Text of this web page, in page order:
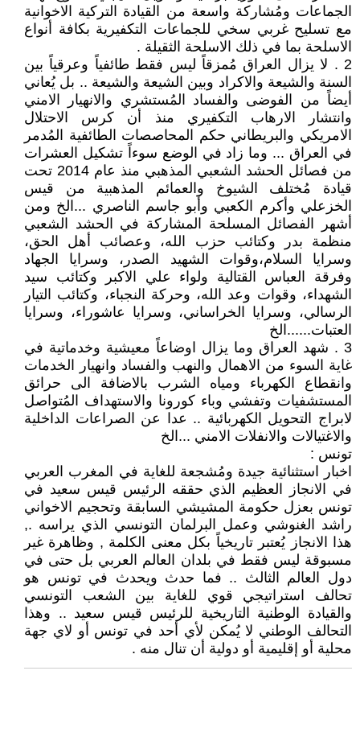
الجماعات ومُشاركة واسعة من القيادة التركية الاخوانية
مع تسليح غربي سخي للجماعات التكفيرية بكافة أنواع
الاسلحة بما في ذلك الاسلحة الثقيلة .
2 . لا يزال العراق مُمزقاً ليس فقط طائفياً وعرقياً بين
السنة والشيعة والاكراد وبين الشيعة والشيعة .. بل يُعاني
أيضاً من الفوضى والفساد المُستشري والانهيار الامني
وانتشار الارهاب التكفيري منذ أن كرس الاحتلال
الامريكي والبريطاني حكم المحاصصات الطائفية المُدمر
في العراق ... وما زاد في الوضع سوءاً تشكيل العشرات
من فصائل الحشد الشعبي المذهبي منذ عام 2014 تحت
قيادة مُختلف الشيوخ والعمائم المذهبية من قيس
الخزعلي وأكرم الكعبي وأبو جاسم الناصري ...الخ ومن
أشهر الفصائل المسلحة المشاركة في الحشد الشعبي
منظمة بدر وكتائب حزب الله، وعصائب أهل الحق،
وسرايا السلام،وقوات الشهيد الصدر، وسرايا الجهاد
وفرقة العباس القتالية ولواء علي الاكبر وكتائب سيد
الشهداء، وقوات وعد الله، وحركة النجباء، وكتائب التيار
الرسالي، وسرايا الخراساني، وسرايا عاشوراء، وسرايا
العتبات......الخ
3 . شهد العراق وما يزال اوضاعاً معيشية وخدماتية في
غاية السوء من الاهمال والنهب والفساد وانهيار الخدمات
وانقطاع الكهرباء ومياه الشرب بالاضافة الى حرائق
المستشفيات وتفشي وباء كورونا والاستهداف المُتواصل
لابراج التحويل الكهربائية .. عدا عن الصراعات الداخلية
والاغتيالات والانفلات الامني ...الخ
تونس :
اخبار استثنائية جيدة ومُشجعة للغاية في المغرب العربي
في الانجاز العظيم الذي حققه الرئيس قيس سعيد في
تونس بعزل حكومة المشيشي السابقة وتحجيم الاخواني
راشد الغنوشي وعمل البرلمان التونسي الذي يراسه .,
هذا الانجاز يُعتبر تاريخياً بكل معنى الكلمة , وظاهرة غير
مسبوقة ليس فقط في بلدان العالم العربي بل حتى في
دول العالم الثالث .. فما حدث ويحدث في تونس هو
تحالف استراتيجي قوي للغاية بين الشعب التونسي
والقيادة الوطنية التاريخية للرئيس قيس سعيد .. وهذا
التحالف الوطني لا يُمكن لأي أحد في تونس أو لاي جهة
محلية أو إقليمية أو دولية أن تنال منه .